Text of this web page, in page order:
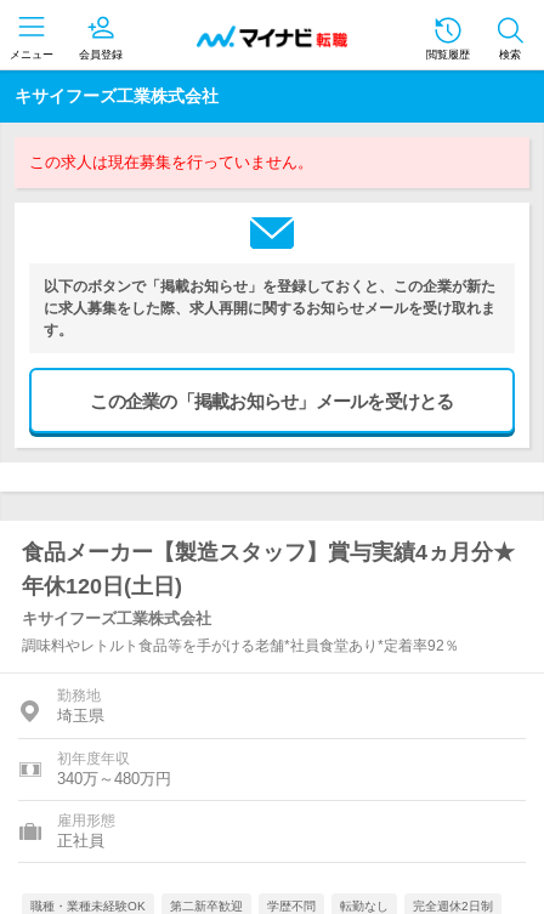
メニュー 会員登録 閲覧履歴 検索
キサイフーズ工業株式会社
この求人は現在募集を行っていません。
以下のボタンで「掲載お知らせ」を登録しておくと、この企業が新た
に求人募集をした際、求人再開に関するお知らせメールを受け取れま
す。
この企業の「掲載お知らせ」メールを受けとる
食品メーカー【製造スタッフ】賞与実績4ヵ月分★
年休120日(土日)
キサイフーズ工業株式会社
調味料やレトルト食品等を手がける老舗*社員食堂あり*定着率92％
勤務地
埼玉県
初年度年収
340万～480万円
雇用形態
正社員
職種・業種未経験OK 第二新卒歓迎 学歴不問 転勤なし 完全週休2日制